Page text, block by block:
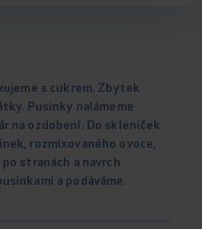
s cukrem. Zbytek
Pusinky nalámeme
na ozdobení. Do skleniček
rozmixovaného ovoce,
stranách a navrch
a podáváme.